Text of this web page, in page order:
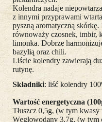
Kolendra nadaje
z innymi przyprawami
pyszną aromatyczną
równoważy czosnek, imbir,
limonka. Dobrze
bazylią oraz chili.
Liście kolendry zawierają
rutynę.
Składniki: liść kolendry
Wartość energetyczna
Tłuszcz 0,5g, (w tym kwasy
Węglowodany 3,7g, (w tym